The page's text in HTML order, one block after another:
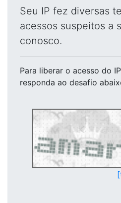
Seu IP fez diversas
acessos suspeitos a
conosco.
Para liberar o acesso do IP
responda ao desafio